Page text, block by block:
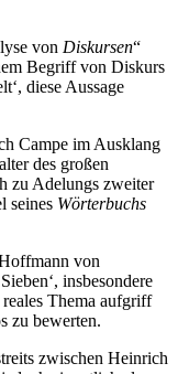
von Diskursen“
Begriff von Diskurs
diese Aussage
Campe im Ausklang
des großen
zu Adelungs zweiter
seines Wörterbuchs
von
insbesondere
Thema aufgriff
zu bewerten.
zwischen Heinrich